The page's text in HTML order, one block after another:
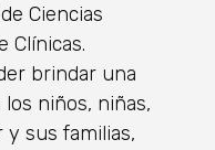
Ciencias
Clínicas.
brindar una
niños, niñas,
y sus familias,